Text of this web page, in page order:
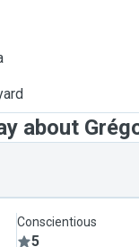
about
Conscientious
5